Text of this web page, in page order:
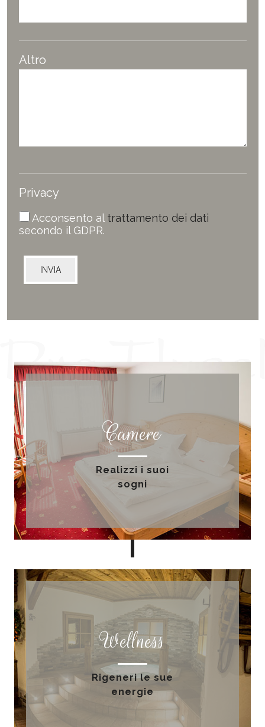
Altro
Privacy
Acconsento al trattamento dei dati
secondo il GDPR.
Camere
Realizzi i suoi
sogni
Wellness
Rigeneri le sue
energie